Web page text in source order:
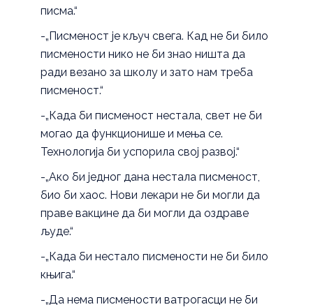
писма.“
-„Писменост је кључ свега. Кад не би било
писмености нико не би знао ништа да
ради везано за школу и зато нам треба
писменост.“
-„Када би писменост нестала, свет не би
могао да функционише и мења се.
Технологија би успорила свој развој.“
-„Ако би једног дана нестала писменост,
био би хаос. Нови лекари не би могли да
праве вакцине да би могли да оздраве
људе.“
-„Када би нестало писмености не би било
књига.“
-„Да нема писмености ватрогасци не би